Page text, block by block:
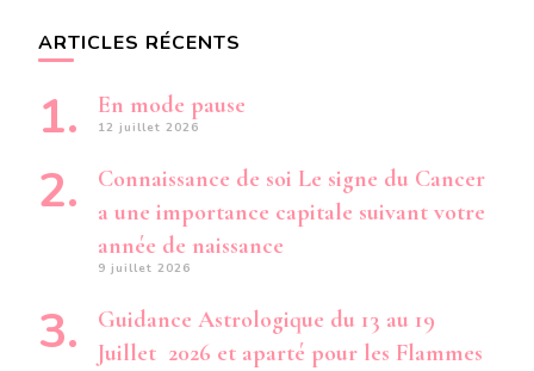
ARTICLES RÉCENTS
En mode pause
12 juillet 2026
Connaissance de soi Le signe du Cancer
a une importance capitale suivant votre
année de naissance
9 juillet 2026
Guidance Astrologique du 13 au 19
Juillet 2026 et aparté pour les Flammes